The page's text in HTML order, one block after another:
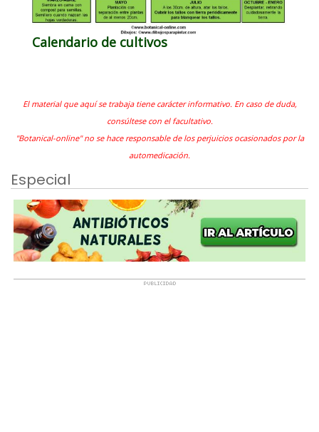
Calendario de cultivos
El material que aquí se trabaja tiene carácter informativo. En caso de duda,
consúltese con el facultativo.
"Botanical-online" no se hace responsable de los perjuicios ocasionados por la
automedicación.
Especial